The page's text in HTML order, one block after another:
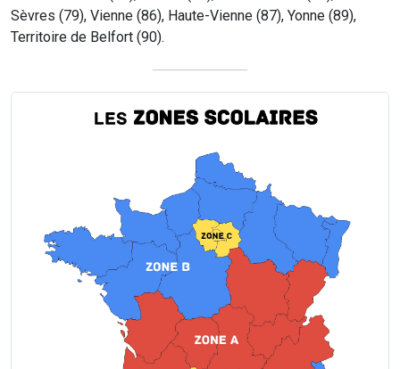
Sèvres (79), Vienne (86), Haute-Vienne (87), Yonne (89),
Territoire de Belfort (90).